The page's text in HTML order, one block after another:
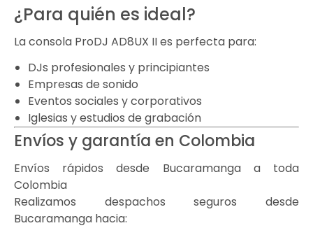
¿Para quién es ideal?
La consola ProDJ AD8UX II es perfecta para:
DJs profesionales y principiantes
Empresas de sonido
Eventos sociales y corporativos
Iglesias y estudios de grabación
Envíos y garantía en Colombia
Envíos rápidos desde Bucaramanga a toda
Colombia
Realizamos despachos seguros desde
Bucaramanga hacia: